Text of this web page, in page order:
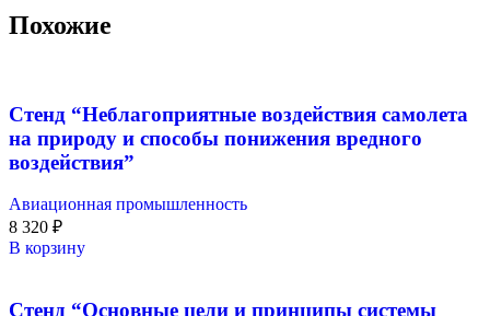
Похожие
Стенд “Неблагоприятные воздействия самолета
на природу и способы понижения вредного
воздействия”
Авиационная промышленность
8 320 ₽
В корзину
Стенд “Основные цели и принципы системы